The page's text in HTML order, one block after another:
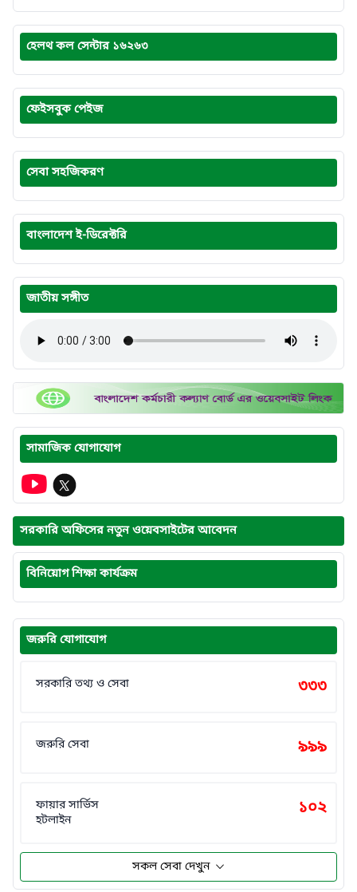
হেলথ কল সেন্টার ১৬২৬৩
ফেইসবুক পেইজ
সেবা সহজিকরণ
বাংলাদেশ ই-ডিরেক্টরি
জাতীয় সঙ্গীত
সামাজিক যোগাযোগ
সরকারি অফিসের নতুন ওয়েবসাইটের আবেদন
বিনিয়োগ শিক্ষা কার্যক্রম
জরুরি যোগাযোগ
সরকারি তথ্য ও সেবা ৩৩৩
জরুরি সেবা ৯৯৯
ফায়ার সার্ভিস
হটলাইন
১০২
সকল সেবা দেখুন